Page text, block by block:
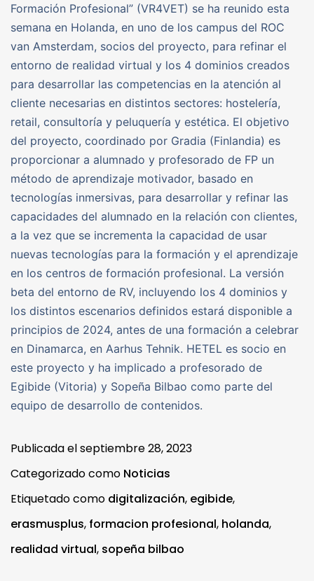
Formación Profesional” (VR4VET) se ha reunido esta
semana en Holanda, en uno de los campus del ROC
van Amsterdam, socios del proyecto, para refinar el
entorno de realidad virtual y los 4 dominios creados
para desarrollar las competencias en la atención al
cliente necesarias en distintos sectores: hostelería,
retail, consultoría y peluquería y estética. El objetivo
del proyecto, coordinado por Gradia (Finlandia) es
proporcionar a alumnado y profesorado de FP un
método de aprendizaje motivador, basado en
tecnologías inmersivas, para desarrollar y refinar las
capacidades del alumnado en la relación con clientes,
a la vez que se incrementa la capacidad de usar
nuevas tecnologías para la formación y el aprendizaje
en los centros de formación profesional. La versión
beta del entorno de RV, incluyendo los 4 dominios y
los distintos escenarios definidos estará disponible a
principios de 2024, antes de una formación a celebrar
en Dinamarca, en Aarhus Tehnik. HETEL es socio en
este proyecto y ha implicado a profesorado de
Egibide (Vitoria) y Sopeña Bilbao como parte del
equipo de desarrollo de contenidos.
Publicada elseptiembre 28, 2023
Categorizado como Noticias
Etiquetado como digitalización, egibide,
erasmusplus, formacion profesional, holanda,
realidad virtual, sopeña bilbao